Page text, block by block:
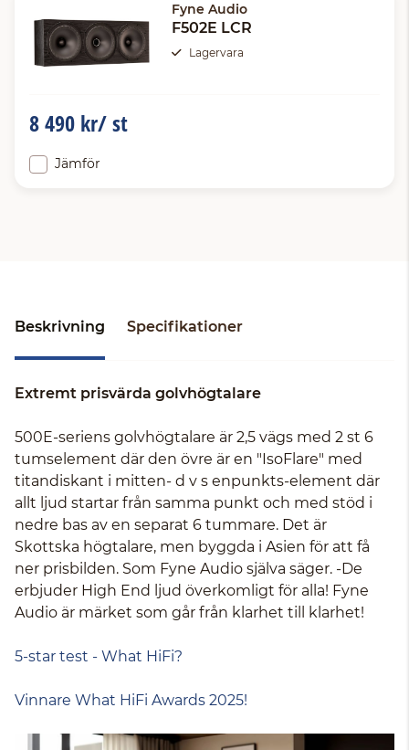
Fyne Audio
F502E LCR
Lagervara
8 490 kr/ st
Jämför
Beskrivning Specifikationer
Extremt prisvärda golvhögtalare
500E-seriens golvhögtalare är 2,5 vägs med 2 st 6
tumselement där den övre är en "IsoFlare" med
titandiskant i mitten- d v s enpunkts-element där
allt ljud startar från samma punkt och med stöd i
nedre bas av en separat 6 tummare. Det är
Skottska högtalare, men byggda i Asien för att få
ner prisbilden. Som Fyne Audio själva säger. -De
erbjuder High End ljud överkomligt för alla! Fyne
Audio är märket som går från klarhet till klarhet!
5-star test - What HiFi?
Vinnare What HiFi Awards 2025!